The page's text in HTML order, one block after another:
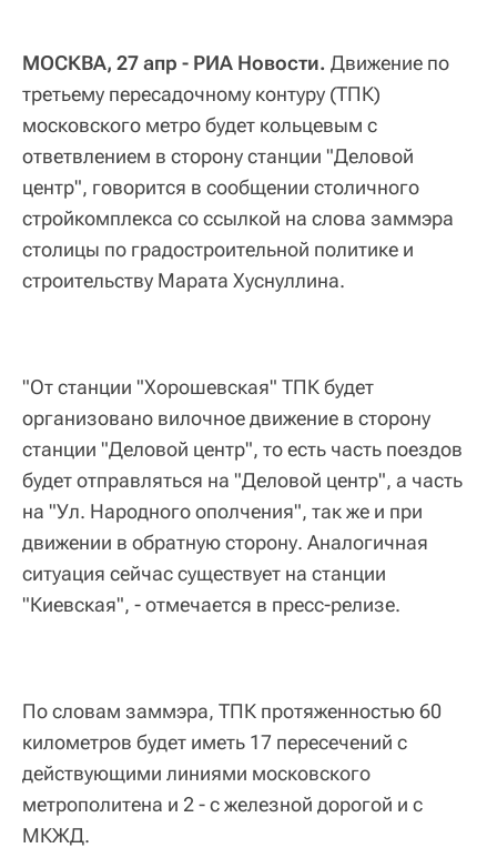
МОСКВА, 27 апр - РИА Новости. Движение по
третьему пересадочному контуру (ТПК)
московского метро будет кольцевым с
ответвлением в сторону станции "Деловой
центр", говорится в сообщении столичного
стройкомплекса со ссылкой на слова заммэра
столицы по градостроительной политике и
строительству Марата Хуснуллина.
"От станции "Хорошевская" ТПК будет
организовано вилочное движение в сторону
станции "Деловой центр", то есть часть поездов
будет отправляться на "Деловой центр", а часть
на "Ул. Народного ополчения", так же и при
движении в обратную сторону. Аналогичная
ситуация сейчас существует на станции
"Киевская", - отмечается в пресс-релизе.
По словам заммэра, ТПК протяженностью 60
километров будет иметь 17 пересечений с
действующими линиями московского
метрополитена и 2 - с железной дорогой и с
МКЖД.